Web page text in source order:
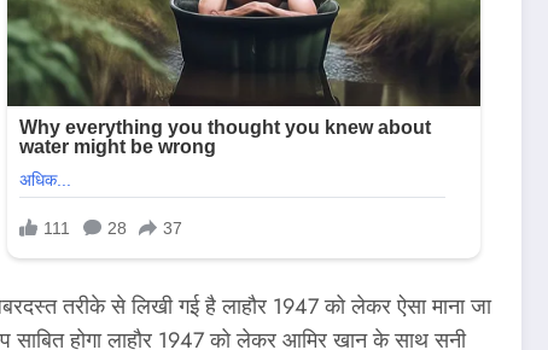
तरीके से लिखी गई है लाहौर 1947 को लेकर ऐसा माना जा
होगा लाहौर 1947 को लेकर आमिर खान के साथ सनी